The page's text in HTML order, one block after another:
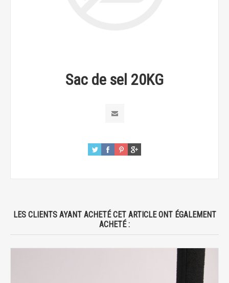
Sac de sel 20KG
LES CLIENTS AYANT ACHETÉ CET ARTICLE ONT ÉGALEMENT
ACHETÉ :